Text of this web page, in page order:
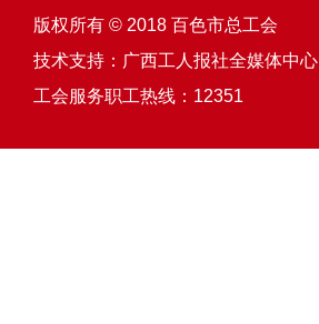
版权所有 © 2018 百色市总工会
技术支持： 广西工人报社全媒体中心
工会服务职工热线：12351